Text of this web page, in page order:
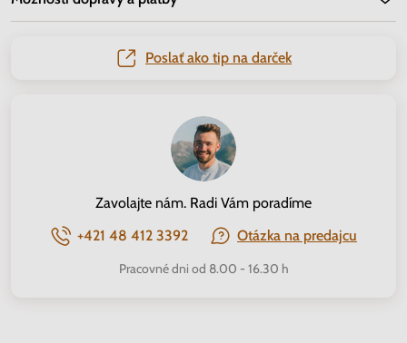
Poslať ako tip na darček
Zavolajte nám. Radi Vám poradíme
+421 48 412 3392
Otázka na predajcu
Pracovné dni od 8.00 - 16.30 h